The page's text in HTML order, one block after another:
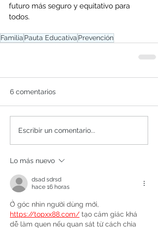
futuro más seguro y equitativo para
todos.
Familia Pauta Educativa Prevención
6 comentarios
Escribir un comentario...
Lo más nuevo
dsad sdrsd
hace 16 horas
Ở góc nhìn người dùng mới,
https://topxx88.com/ tạo cảm giác khá
dễ làm quen nếu quan sát từ cách chia